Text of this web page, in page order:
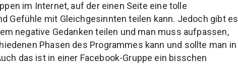
im Internet, auf der einen Seite eine tolle
Gefühle mit Gleichgesinnten teilen kann. Jedoch gibt es
negative Gedanken teilen und man muss aufpassen,
Phasen des Programmes kann und sollte man in
das ist in einer Facebook-Gruppe ein bisschen